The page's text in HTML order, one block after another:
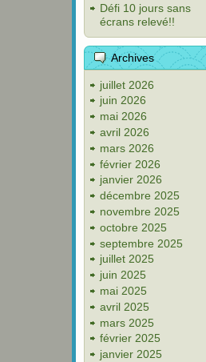
Défi 10 jours sans
écrans relevé!!
Archives
juillet 2026
juin 2026
mai 2026
avril 2026
mars 2026
février 2026
janvier 2026
décembre 2025
novembre 2025
octobre 2025
septembre 2025
juillet 2025
juin 2025
mai 2025
avril 2025
mars 2025
février 2025
janvier 2025